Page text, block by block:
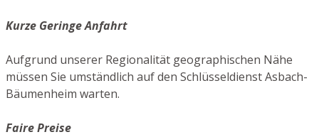
Kurze Geringe Anfahrt
Aufgrund unserer Regionalität geographischen Nähe
müssen Sie umständlich auf den Schlüsseldienst Asbach-
Bäumenheim warten.
Faire Preise